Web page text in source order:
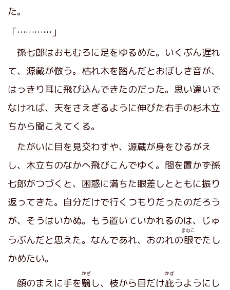
た。
「…………」
孫七郎はおもむろに足をゆるめた。いくぶん遅れ
て、源蔵が倣う。枯れ木を踏んだとおぼしき音が、
はっきり耳に飛び込んできたのだった。思い違いで
なければ、天をさえぎるように伸びた右手の杉木立
ちから聞こえてくる。
たがいに目を見交わすや、源蔵が身をひるがえ
し、木立ちのなかへ飛びこんでゆく。間を置かず孫
七郎がつづくと、困惑に満ちた眼差しとともに振り
返ってきた。自分だけで行くつもりだったのだろう
が、そうはいかぬ。もう置いていかれるのは、じゅ
うぶんだと思えた。なんであれ、おのれの眼
まなこ
でたし
かめたい。
顔のまえに手を翳
かざ
し、枝から目だけ庇
かば
うようにし